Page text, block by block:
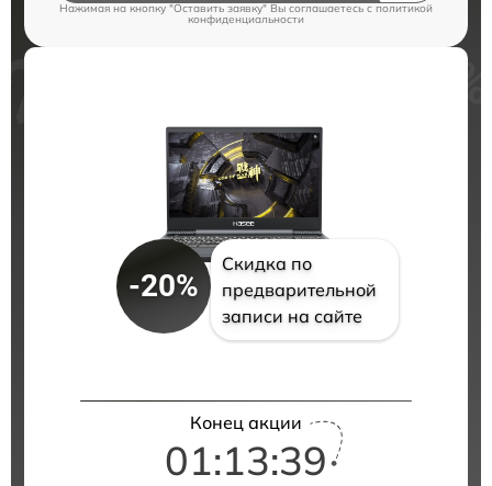
Нажимая на кнопку "Оставить заявку" Вы соглашаетесь cполитикой
конфиденциальности
-20%
Скидка по
предварительной
записи на сайте
Конец акции
01:13:39